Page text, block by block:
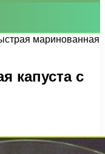
маринованная
капуста с